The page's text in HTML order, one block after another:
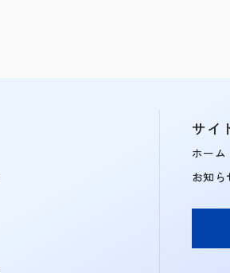
サイ
ホーム
お知ら